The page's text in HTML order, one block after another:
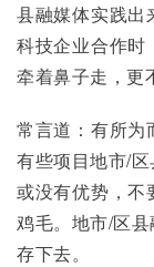
县融媒体实践出
科技企业合作时
牵着鼻子走，更
常言道：有所为
有些项目地市/
或没有优势，不
鸡毛。地市/区
存下去。